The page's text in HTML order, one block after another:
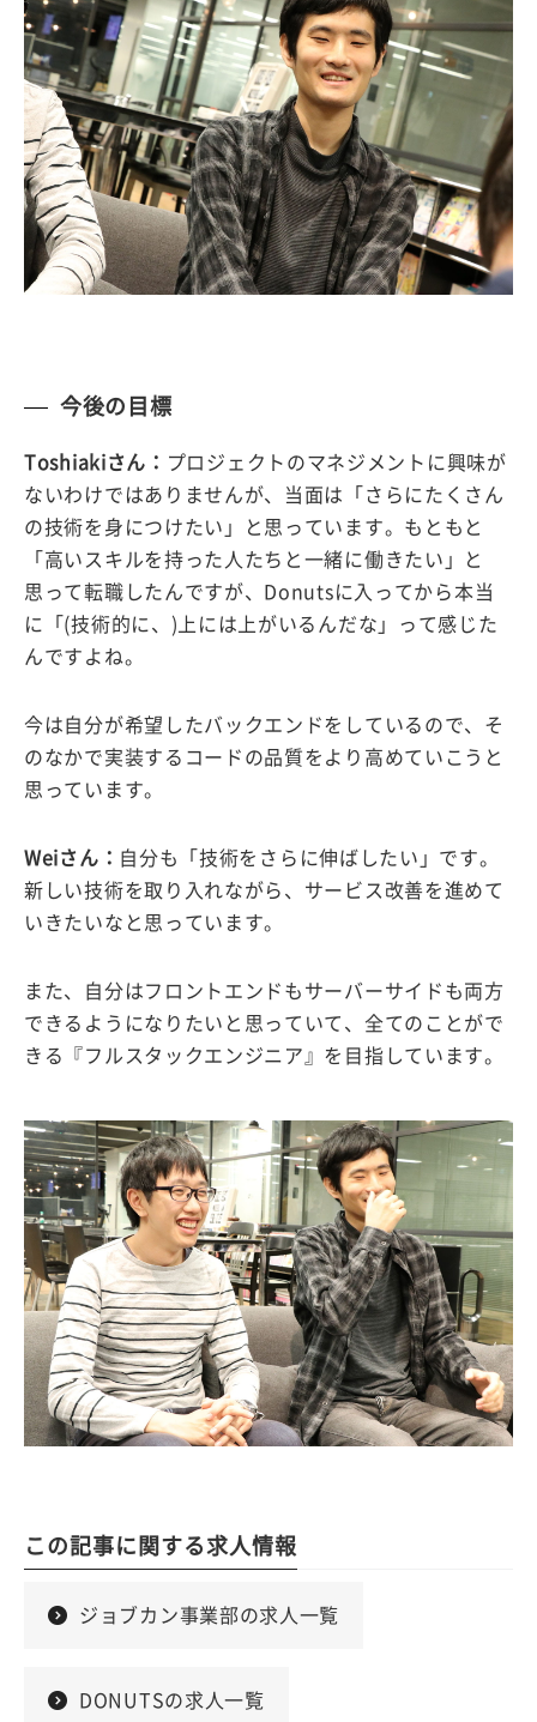
今後の目標
Toshiakiさん： プロジェクトのマネジメントに興味が
ないわけではありませんが、当面は「さらにたくさん
の技術を身につけたい」と思っています。もともと
「高いスキルを持った人たちと一緒に働きたい」と
思って転職したんですが、Donutsに入ってから本当
に「(技術的に、)上には上がいるんだな」って感じた
んですよね。
今は自分が希望したバックエンドをしているので、そ
のなかで実装するコードの品質をより高めていこうと
思っています。
Weiさん： 自分も「技術をさらに伸ばしたい」です。
新しい技術を取り入れながら、サービス改善を進めて
いきたいなと思っています。
また、自分はフロントエンドもサーバーサイドも両方
できるようになりたいと思っていて、全てのことがで
きる『フルスタックエンジニア』を目指しています。
この記事に関する求人情報
ジョブカン事業部の求人一覧
DONUTSの求人一覧